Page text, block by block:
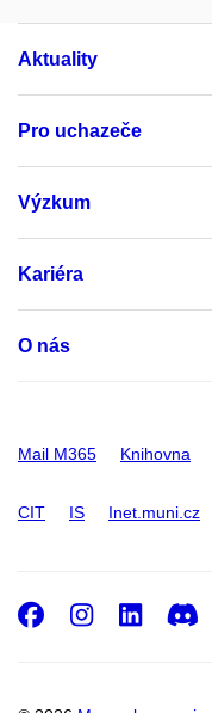
Aktuality
Pro uchazeče
Výzkum
Kariéra
O nás
Mail M365 Knihovna
CIT IS Inet.muni.cz
Facebook